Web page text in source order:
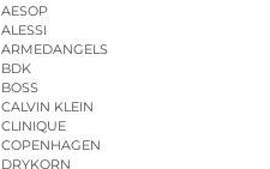
AESOP
ALESSI
ARMEDANGELS
BDK
BOSS
CALVIN KLEIN
CLINIQUE
COPENHAGEN
DRYKORN